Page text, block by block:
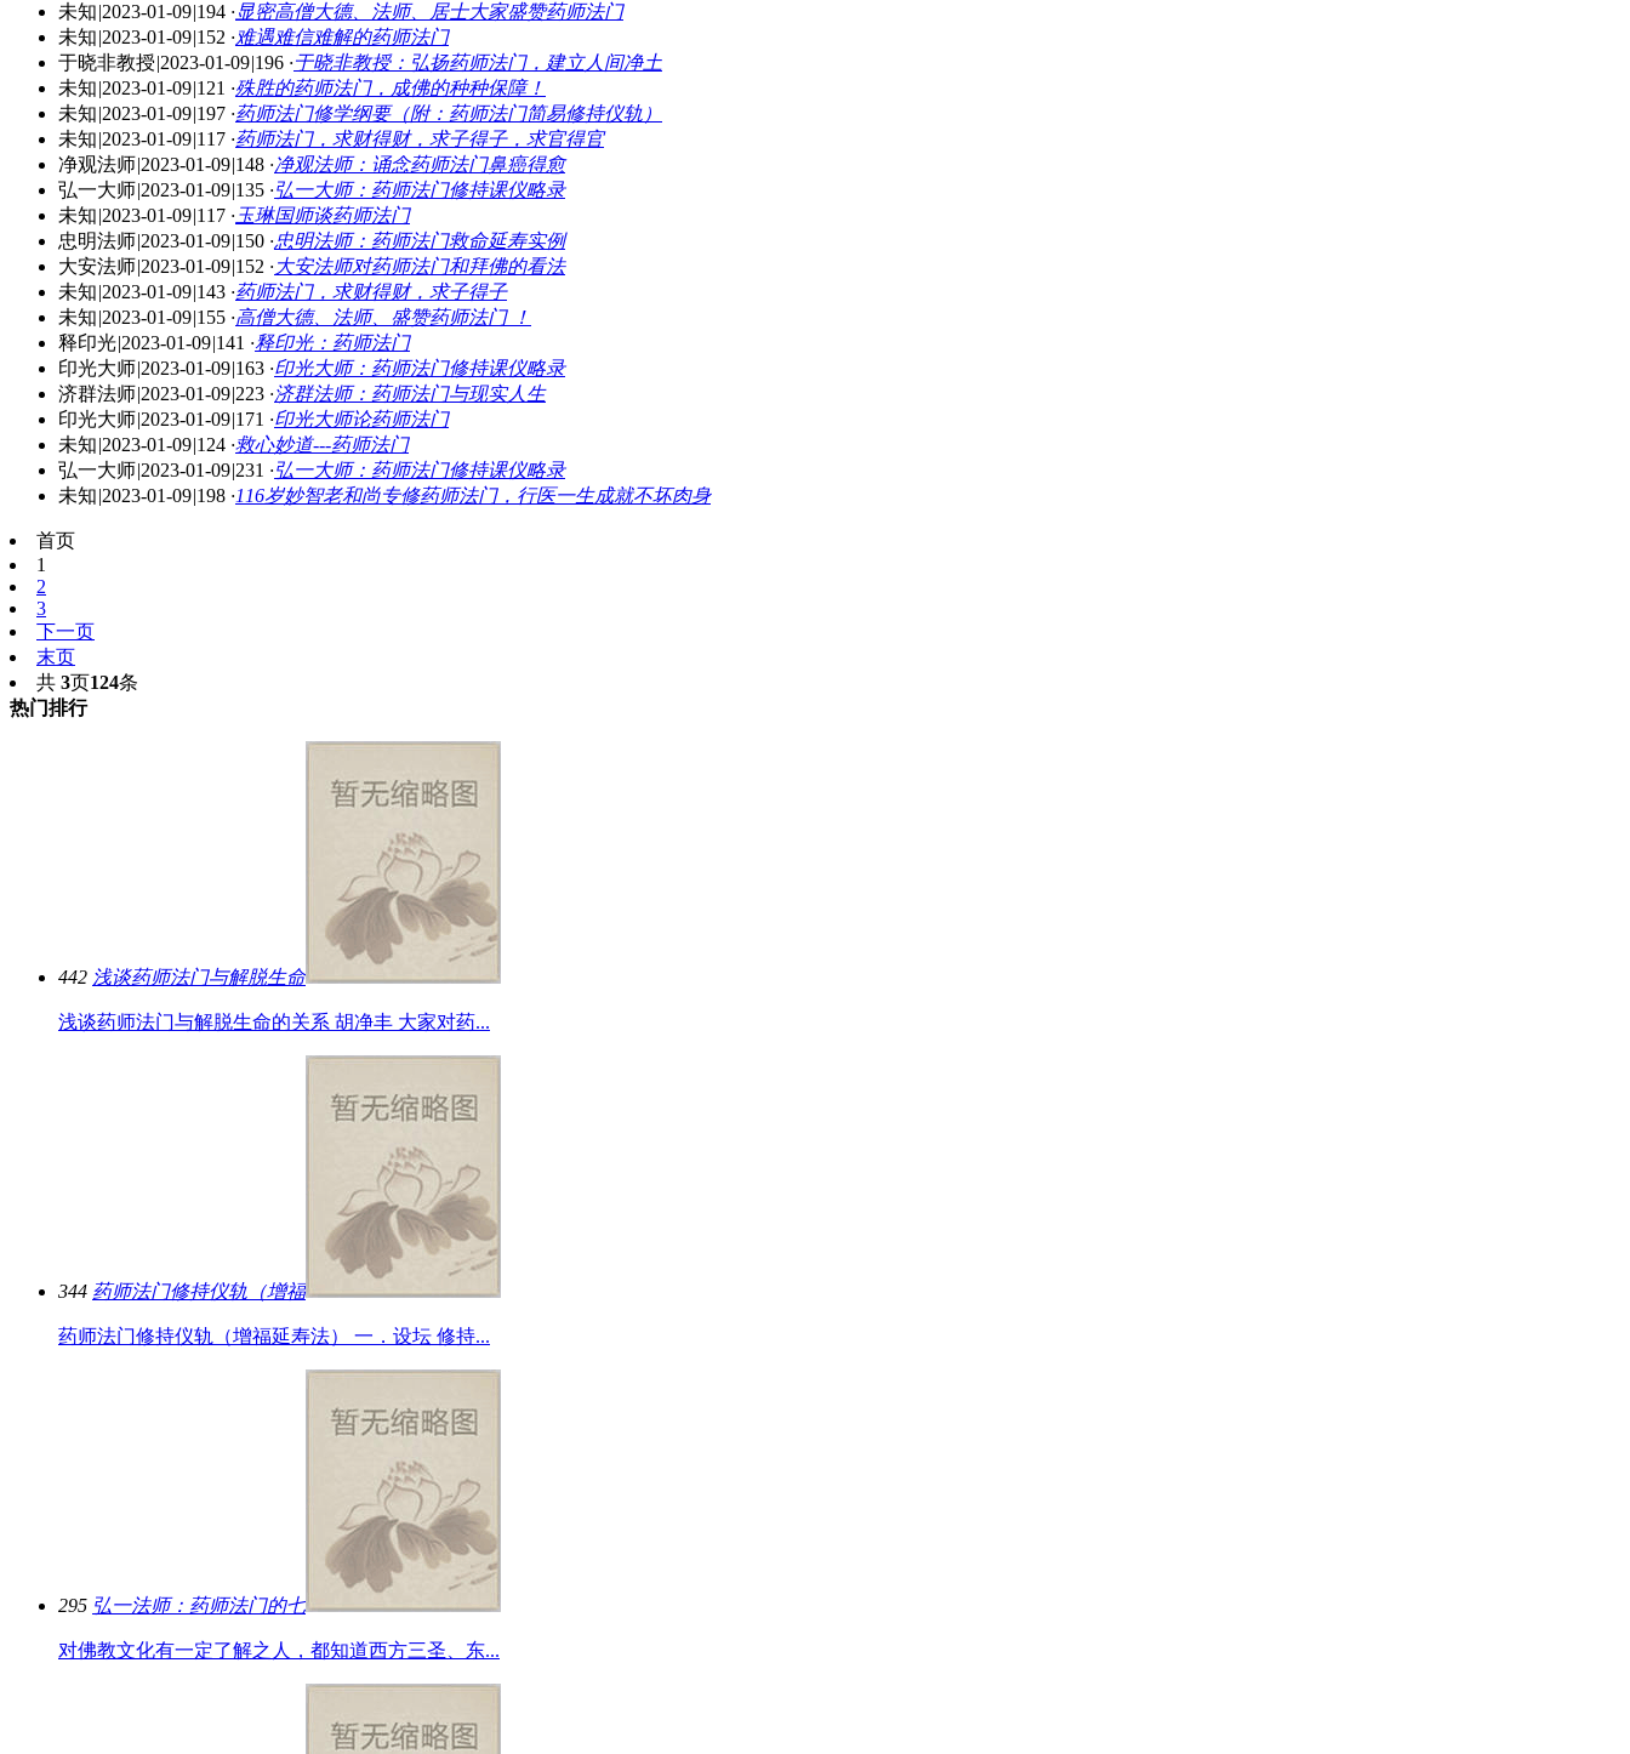
未知|2023-01-09|194 · 显密高僧大德、法师、居士大家盛赞药师法门
未知|2023-01-09|152 ·难遇难信难解的药师法门
于晓非教授|2023-01-09|196 ·于晓非教授：弘扬药师法门，建立人间净土
未知|2023-01-09|121 ·殊胜的药师法门，成佛的种种保障！
未知|2023-01-09|197 ·药师法门修学纲要（附：药师法门简易修持仪轨）
未知|2023-01-09|117 ·药师法门，求财得财，求子得子，求官得官
净观法师|2023-01-09|148 ·净观法师：诵念药师法门鼻癌得愈
弘一大师|2023-01-09|135 ·弘一大师：药师法门修持课仪略录
未知|2023-01-09|117 · 玉琳国师谈药师法门
忠明法师|2023-01-09|150 ·忠明法师：药师法门救命延寿实例
大安法师|2023-01-09|152 · 大安法师对药师法门和拜佛的看法
未知|2023-01-09|143 ·药师法门，求财得财，求子得子
未知|2023-01-09|155 ·高僧大德、法师、盛赞药师法门 ！
释印光|2023-01-09|141 ·释印光：药师法门
印光大师|2023-01-09|163 ·印光大师：药师法门修持课仪略录
济群法师|2023-01-09|223 ·济群法师：药师法门与现实人生
印光大师|2023-01-09|171 ·印光大师论药师法门
未知|2023-01-09|124 ·救心妙道---药师法门
弘一大师|2023-01-09|231 ·弘一大师：药师法门修持课仪略录
未知|2023-01-09|198 ·116岁妙智老和尚专修药师法门，行医一生成就不坏肉身
首页
1
2
3
下一页
末页
共 3页124条
热门排行
442 浅谈药师法门与解脱生命
浅谈药师法门与解脱生命的关系 胡净丰 大家对药...
344 药师法门修持仪轨（增福
药师法门修持仪轨（增福延寿法） 一．设坛 修持...
295 弘一法师：药师法门的七
对佛教文化有一定了解之人，都知道西方三圣、东...